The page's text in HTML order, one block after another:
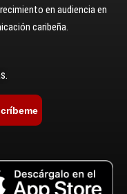
en audiencia en
caribeña.